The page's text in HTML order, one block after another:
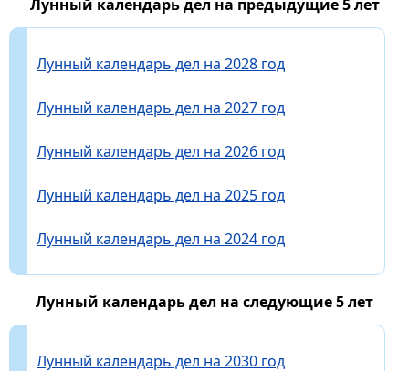
Лунный календарь дел на предыдущие 5 лет
Лунный календарь дел на 2028 год
Лунный календарь дел на 2027 год
Лунный календарь дел на 2026 год
Лунный календарь дел на 2025 год
Лунный календарь дел на 2024 год
Лунный календарь дел на следующие 5 лет
Лунный календарь дел на 2030 год